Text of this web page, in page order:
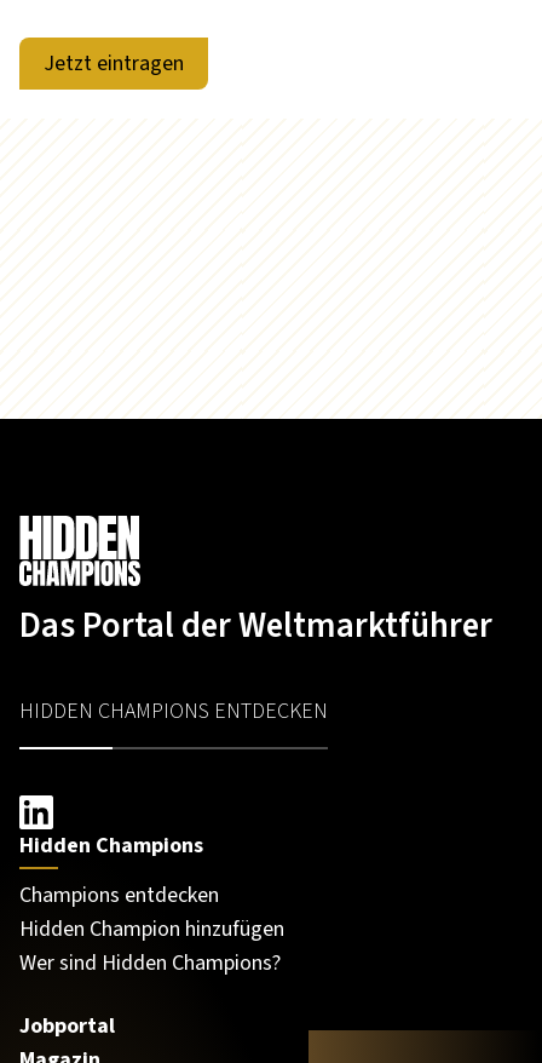
Jetzt eintragen
Das Portal der Weltmarktführer
HIDDEN CHAMPIONS ENTDECKEN
Hidden Champions
Champions entdecken
Hidden Champion hinzufügen
Wer sind Hidden Champions?
Jobportal